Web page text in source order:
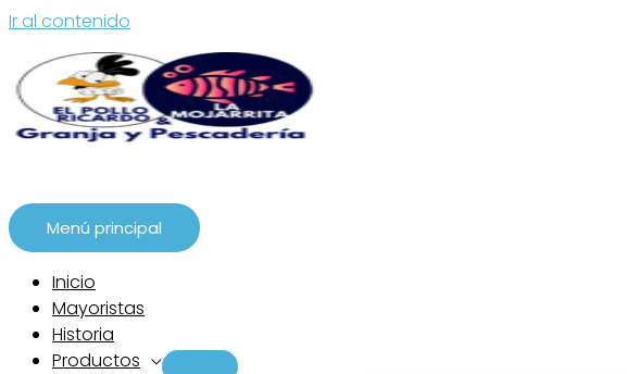
Ir al contenido
Menú principal
Inicio
Mayoristas
Historia
Productos